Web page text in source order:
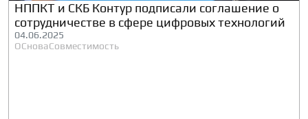
НППКТ и СКБ Контур подписали соглашение о
сотрудничестве в сфере цифровых технологий
04.06.2025
ОСноваСовместимость